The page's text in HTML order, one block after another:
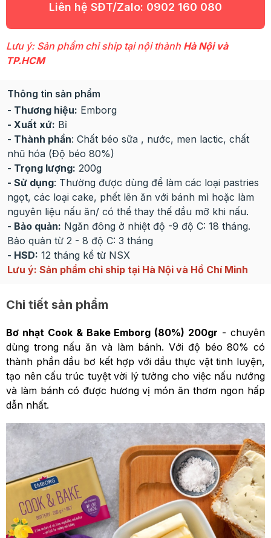
Liên hệ SĐT/Zalo: 0902 160 080
Lưu ý: Sản phẩm chỉ ship tại nội thành Hà Nội và
TP.HCM
Thông tin sản phẩm
- Thương hiệu: Emborg
- Xuất xứ: Bỉ
- Thành phần: Chất béo sữa , nước, men lactic, chất
nhũ hóa (Độ béo 80%)
- Trọng lượng: 200g
- Sử dụng: Thường được dùng để làm các loại pastries
ngọt, các loại cake, phết lên ăn với bánh mì hoặc làm
nguyên liệu nấu ăn/ có thể thay thế dầu mỡ khi nấu.
- Bảo quản: Ngăn đông ở nhiệt độ -9 độ C: 18 tháng.
Bảo quản từ 2 - 8 độ C: 3 tháng
- HSD: 12 tháng kể từ NSX
Lưu ý: Sản phẩm chỉ ship tại Hà Nội và Hồ Chí Minh
Chi tiết sản phẩm
Bơ nhạt Cook & Bake Emborg (80%) 200gr - chuyên
dùng trong nấu ăn và làm bánh. Với độ béo 80% có
thành phần dầu bơ kết hợp với dầu thực vật tinh luyện,
tạo nên cấu trúc tuyệt vời lý tưởng cho việc nấu nướng
và làm bánh có được hương vị món ăn thơm ngon hấp
dẫn nhất.